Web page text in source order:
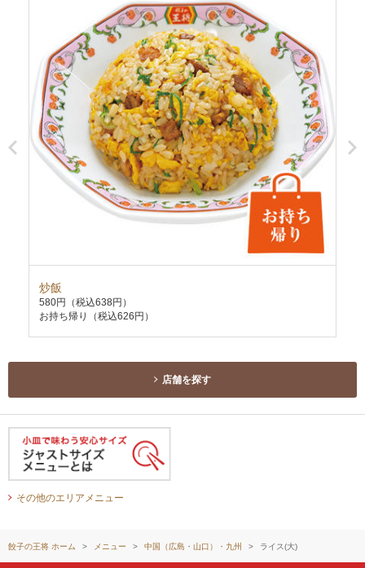
炒飯
580円
（税込638円）
お持ち帰り（税込626円）
店舗を探す
その他のエリアメニュー
餃子の王将 ホーム メニュー 中国（広島・山口）・九州 ライス(大)